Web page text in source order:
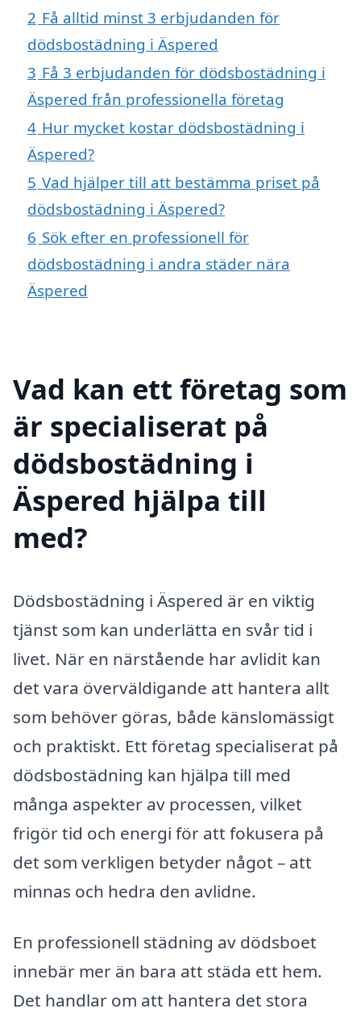
2 Få alltid minst 3 erbjudanden för
dödsbostädning i Äspered
3 Få 3 erbjudanden för dödsbostädning i
Äspered från professionella företag
4 Hur mycket kostar dödsbostädning i
Äspered?
5 Vad hjälper till att bestämma priset på
dödsbostädning i Äspered?
6 Sök efter en professionell för
dödsbostädning i andra städer nära
Äspered
Vad kan ett företag som
är specialiserat på
dödsbostädning i
Äspered hjälpa till
med?
Dödsbostädning i Äspered är en viktig
tjänst som kan underlätta en svår tid i
livet. När en närstående har avlidit kan
det vara överväldigande att hantera allt
som behöver göras, både känslomässigt
och praktiskt. Ett företag specialiserat på
dödsbostädning kan hjälpa till med
många aspekter av processen, vilket
frigör tid och energi för att fokusera på
det som verkligen betyder något – att
minnas och hedra den avlidne.
En professionell städning av dödsboet
innebär mer än bara att städa ett hem.
Det handlar om att hantera det stora